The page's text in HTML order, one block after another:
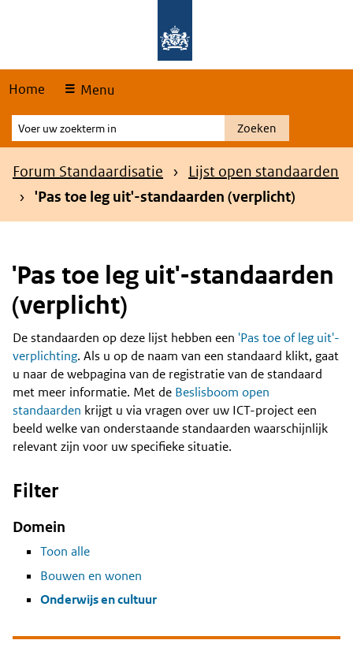
Home Menu
Voer
uw
zoekterm
Zoeken
Kruimelpad
Forum Standaardisatie
Lijst open standaarden
'Pas toe leg uit'-standaarden (verplicht)
'Pas toe leg uit'-standaarden
(verplicht)
Content
De standaarden op deze lijst hebben een 'Pas toe of leg uit'-
verplichting. Als u op de naam van een standaard klikt, gaat
u naar de webpagina van de registratie van de standaard
met meer informatie. Met de Beslisboom open
standaarden krijgt u via vragen over uw ICT-project een
beeld welke van onderstaande standaarden waarschijnlijk
relevant zijn voor uw specifieke situatie.
Filter
Domein
Toon alle
Bouwen en wonen
Onderwijs en cultuur